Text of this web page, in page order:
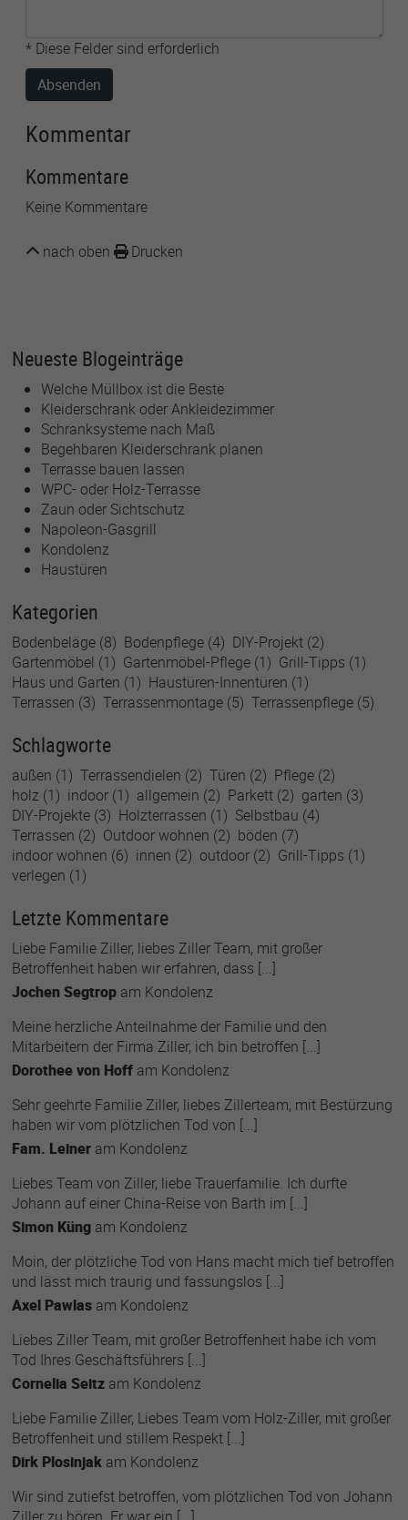
* Diese Felder sind erforderlich
Absenden
Kommentar
Kommentare
Keine Kommentare
nach oben Drucken
Neueste Blogeinträge
Welche Müllbox ist die Beste
Kleiderschrank oder Ankleidezimmer
Schranksysteme nach Maß
Begehbaren Kleiderschrank planen
Terrasse bauen lassen
WPC- oder Holz-Terrasse
Zaun oder Sichtschutz
Napoleon-Gasgrill
Kondolenz
Haustüren
Kategorien
Bodenbeläge(8) Bodenpflege(4) DIY-Projekt(2)
Gartenmöbel (1) Gartenmöbel-Pflege(1) Grill-Tipps (1)
Haus und Garten (1) Haustüren-Innentüren (1)
Terrassen (3) Terrassenmontage(5) Terrassenpflege(5)
Schlagworte
außen (1) Terrassendielen (2) Türen (2) Pflege(2)
holz(1) indoor(1) allgemein (2) Parkett(2) garten (3)
DIY-Projekte(3) Holzterrassen (1) Selbstbau (4)
Terrassen (2) Outdoor wohnen (2) böden (7)
indoor wohnen (6) innen (2) outdoor(2) Grill-Tipps (1)
verlegen (1)
Letzte Kommentare
Liebe Familie Ziller, liebes Ziller Team, mit großer
Betroffenheit haben wir erfahren, dass [...]
Jochen Segtrop am Kondolenz
Meine herzliche Anteilnahme der Familie und den
Mitarbeitern der Firma Ziller, ich bin betroffen [...]
Dorothee von Hoff am Kondolenz
Sehr geehrte Familie Ziller, liebes Zillerteam, mit Bestürzung
haben wir vom plötzlichen Tod von [...]
Fam. Leiner am Kondolenz
Liebes Team von Ziller, liebe Trauerfamilie. Ich durfte
Johann auf einer China-Reise von Barth im [...]
Simon Küng am Kondolenz
Moin, der plötzliche Tod von Hans macht mich tief betroffen
und lässt mich traurig und fassungslos [...]
Axel Pawlas am Kondolenz
Liebes Ziller Team, mit großer Betroffenheit habe ich vom
Tod Ihres Geschäftsführers [...]
Cornelia Seitz am Kondolenz
Liebe Familie Ziller, Liebes Team vom Holz-Ziller, mit großer
Betroffenheit und stillem Respekt [...]
Dirk Plosinjak am Kondolenz
Wir sind zutiefst betroffen, vom plötzlichen Tod von Johann